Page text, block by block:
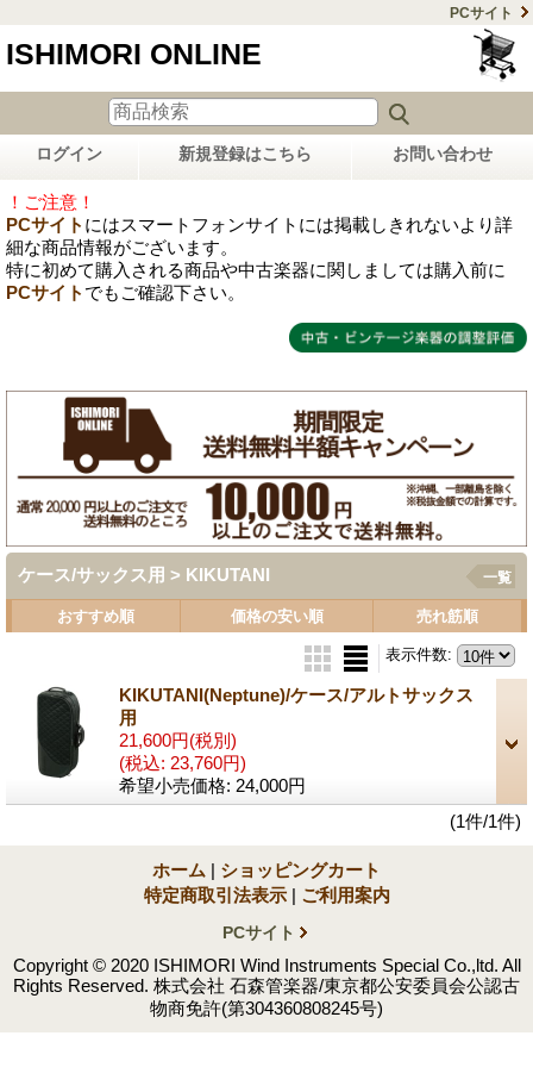
PCサイト
ISHIMORI ONLINE
ログイン 新規登録はこちら お問い合わせ
！ご注意！
PCサイト にはスマートフォンサイトには掲載しきれないより詳
細な商品情報がございます。
特に初めて購入される商品や中古楽器に関しましては購入前に
PCサイト でもご確認下さい。
ケース/サックス用 > KIKUTANI 一覧
おすすめ順 価格の安い順 売れ筋順
表示件数:
KIKUTANI(Neptune)/ケース/アルトサックス
用
21,600円(税別)
(税込: 23,760円)
希望小売価格: 24,000円
(1件/1件)
ホーム | ショッピングカート
特定商取引法表示 | ご利用案内
PCサイト
Copyright © 2020 ISHIMORI Wind Instruments Special Co.,ltd. All
Rights Reserved. 株式会社 石森管楽器/東京都公安委員会公認古
物商免許(第304360808245号)